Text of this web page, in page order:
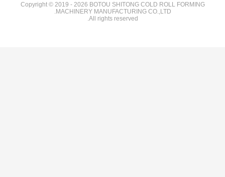
Copyright © 2019 - 2026 BOTOU SHITONG COLD ROLL
MACHINERY MANUFACTURING CO.,LTD.
All rights reserved.